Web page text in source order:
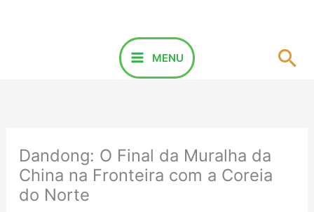
MENU
Dandong: O Final da Muralha da
China na Fronteira com a Coreia
do Norte